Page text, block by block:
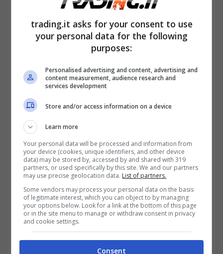
L’INPS mette a disposizione dei cittadini
siano in possesso di SPID, CIE, CNS la
possibilità di poter consultare dalla
propria
area riservata
il cedolino relativo
alla pensione del mese di dicembre.Per
poterlo visualizzare, basterà accedere alla
propria area riservata tramite le credenziali
SPID, CIE o CNS ed entrare nella sezione
Cedolino della pensione.
Ma quali sono le voci del cedolino per il
trading.it asks for your consent to use
your personal data for the following
purposes:
Personalised advertising and content, advertising and
content measurement, audience research and
services development
Store and/or access information on a device
Learn more
Your personal data will be processed and information from
your device (cookies, unique identifiers, and other device
data) may be stored by, accessed by and shared with 319
partners, or used specifically by this site. We and our partners
may use precise geolocation data. List of partners.
Some vendors may process your personal data on the basis
of legitimate interest, which you can object to by managing
your options below. Look for a link at the bottom of this page
or in the site menu to manage or withdraw consent in privacy
and cookie settings.
Consent